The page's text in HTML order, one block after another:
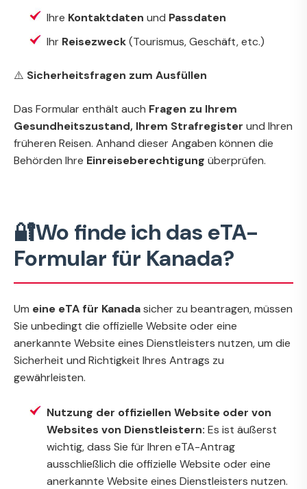
Ihre Kontaktdaten und Passdaten
Ihr Reisezweck(Tourismus, Geschäft, etc.)
⚠️ Sicherheitsfragen zum Ausfüllen
Das Formular enthält auch Fragen zu Ihrem
Gesundheitszustand, Ihrem Strafregister und Ihren
früheren Reisen. Anhand dieser Angaben können die
Behörden Ihre Einreiseberechtigung überprüfen.
🔐Wo finde ich das eTA-
Formular für Kanada?
Um eine eTA für Kanadasicher zu beantragen, müssen
Sie unbedingt die offizielle Website oder eine
anerkannte Website eines Dienstleisters nutzen, um die
Sicherheit und Richtigkeit Ihres Antrags zu
gewährleisten.
Nutzung der offiziellen Website oder von
Websites von Dienstleistern: Es ist äußerst
wichtig, dass Sie für Ihren eTA-Antrag
ausschließlich die offizielle Website oder eine
anerkannte Website eines Dienstleisters nutzen.